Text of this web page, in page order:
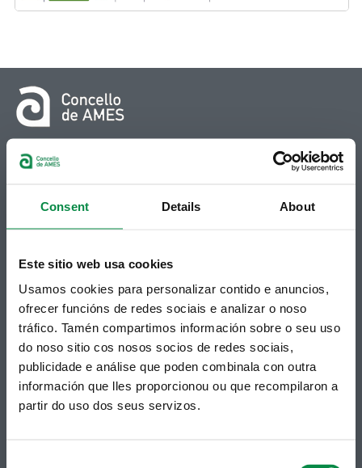
Consent Details About
Este sitio web usa cookies
Usamos cookies para personalizar contido e anuncios,
ofrecer funcións de redes sociais e analizar o noso
tráfico. Tamén compartimos información sobre o seu uso
do noso sitio cos nosos socios de redes sociais,
publicidade e análise que poden combinala con outra
información que lles proporcionou ou que recompilaron a
partir do uso dos seus servizos.
© Concello de Ames
Praza do Concello, 2 |15220
municipal en tu correo electrónico mediante una
suscripción al boletín de novedades.Enlace.